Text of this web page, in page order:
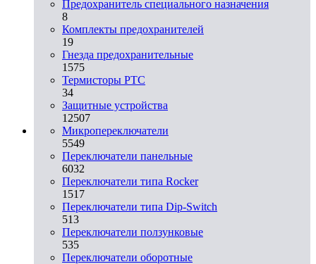
Предохранитель специального назначения
8
Комплекты предохранителей
19
Гнезда предохранительные
1575
Термисторы PTC
34
Защитные устройства
12507
Микропереключатели
5549
Переключатели панельные
6032
Переключатели типа Rocker
1517
Переключатели типа Dip-Switch
513
Переключатели ползунковые
535
Переключатели оборотные